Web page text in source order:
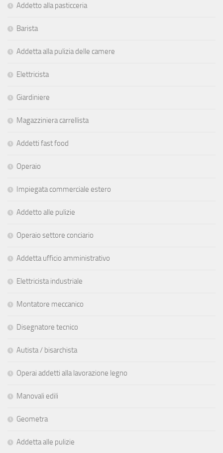
Addetto alla pasticceria
Barista
Addetta alla pulizia delle camere
Elettricista
Giardiniere
Magazziniera carrellista
Addetti fast food
Operaio
Impiegata commerciale estero
Addetto alle pulizie
Operaio settore conciario
Addetta ufficio amministrativo
Elettricista industriale
Montatore meccanico
Disegnatore tecnico
Autista / bisarchista
Operai addetti alla lavorazione legno
Manovali edili
Geometra
Addetta alle pulizie